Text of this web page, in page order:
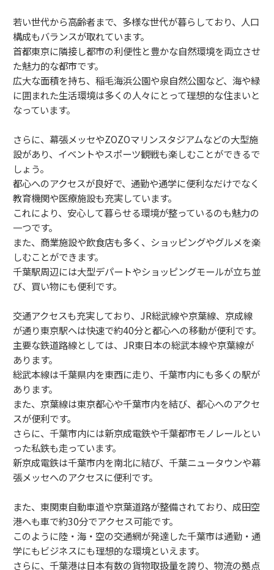
若い世代から高齢者まで、多様な世代が暮らしており、人口
構成もバランスが取れています。
首都東京に隣接し都市の利便性と豊かな自然環境を両立させ
た魅力的な都市です。
広大な面積を持ち、稲毛海浜公園や泉自然公園など、海や緑
に囲まれた生活環境は多くの人々にとって理想的な住まいと
なっています。
さらに、幕張メッセやZOZOマリンスタジアムなどの大型施
設があり、イベントやスポーツ観戦も楽しむことができるで
しょう。
都心へのアクセスが良好で、通勤や通学に便利なだけでなく
教育機関や医療施設も充実しています。
これにより、安心して暮らせる環境が整っているのも魅力の
一つです。
また、商業施設や飲食店も多く、ショッピングやグルメを楽
しむことができます。
千葉駅周辺には大型デパートやショッピングモールが立ち並
び、買い物にも便利です。
交通アクセスも充実しており、JR総武線や京葉線、京成線
が通り東京駅へは快速で約40分と都心への移動が便利です。
主要な鉄道路線としては、JR東日本の総武本線や京葉線が
あります。
総武本線は千葉県内を東西に走り、千葉市内にも多くの駅が
あります。
また、京葉線は東京都心や千葉市内を結び、都心へのアクセ
スが便利です。
さらに、千葉市内には新京成電鉄や千葉都市モノレールとい
った私鉄も走っています。
新京成電鉄は千葉市内を南北に結び、千葉ニュータウンや幕
張メッセへのアクセスに便利です。
また、東関東自動車道や京葉道路が整備されており、成田空
港へも車で約30分でアクセス可能です。
このように陸・海・空の交通網が発達した千葉市は通勤・通
学にもビジネスにも理想的な環境といえます。
さらに、千葉港は日本有数の貨物取扱量を誇り、物流の拠点